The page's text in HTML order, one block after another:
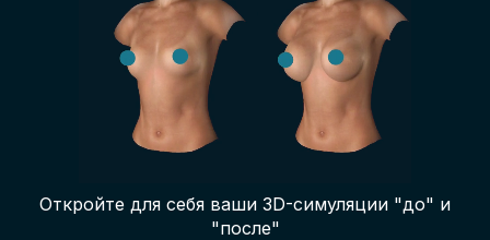
Главная хирурга
Бизнес Платформа
Планы
Откройте для себя ваши 3D-симуляции "до" и
"после"